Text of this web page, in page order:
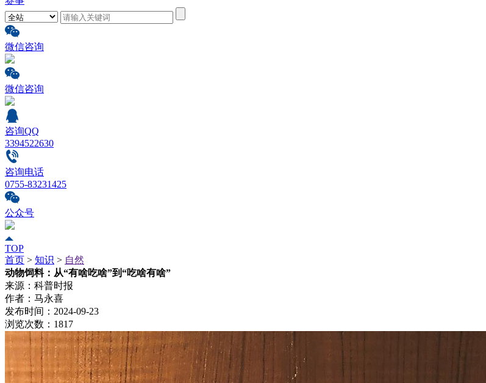
微信咨询
微信咨询
咨询QQ
3394522630
咨询电话
0755-83231425
公众号
TOP
首页 > 知识 > 自然
动物饲料：从“有啥吃啥”到“吃啥有啥”
来源： 科普时报
作者： 马永喜
发布时间： 2024-09-23
浏览次数： 1817